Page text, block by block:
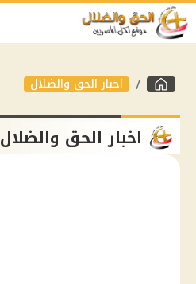
اخبار الحق والضلال
اخبار الحق والضلال